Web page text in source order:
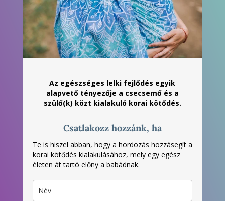
Az egészséges lelki fejlődés egyik
alapvető tényezője a csecsemő és a
szülő(k) közt kialakuló korai kötődés.
Csatlakozz hozzánk, ha
Te is hiszel abban, hogy a hordozás hozzásegít a
korai kötődés kialakulásához, mely egy egész
életen át tartó előny a babádnak.